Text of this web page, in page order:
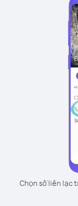
Chọn số liên lạc